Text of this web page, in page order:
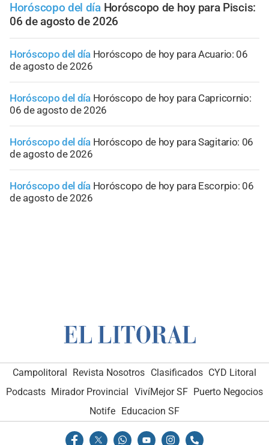
Horóscopo del día Horóscopo de hoy para Piscis:
06 de agosto de 2026
Horóscopo del día Horóscopo de hoy para Acuario: 06
de agosto de 2026
Horóscopo del día Horóscopo de hoy para Capricornio:
06 de agosto de 2026
Horóscopo del día Horóscopo de hoy para Sagitario: 06
de agosto de 2026
Horóscopo del día Horóscopo de hoy para Escorpio: 06
de agosto de 2026
Campolitoral Revista Nosotros Clasificados CYD Litoral
Podcasts Mirador Provincial VivíMejor SF Puerto Negocios
Notife Educacion SF